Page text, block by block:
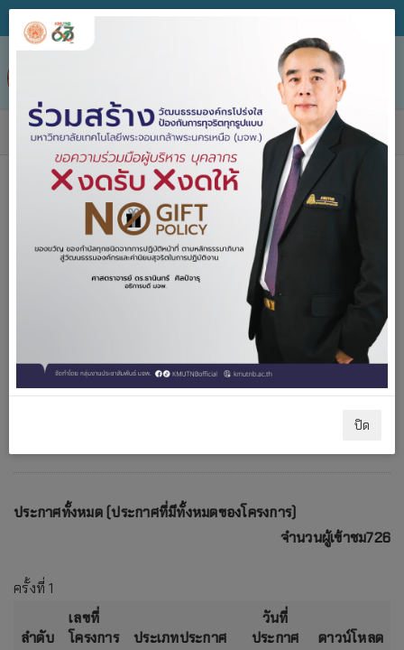
ข่าวประกาศจัดซื้อจัดจ้าง
ชื่อโครงการ
ประกาศทั้งหมด (ประกาศที่มีทั้งหมดของโครงการ)
จำนวนผู้เข้าชม726
ครั้งที่ 1
ลำดับ
เลขที่
โครงการ
ประเภทประกาศ
วันที่
ประกาศ
ดาวน์โหลด
ปิด